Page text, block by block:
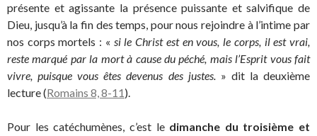
présente et agissante la présence puissante et salvifique de
Dieu, jusqu’à la fin des temps, pour nous rejoindre à l’intime par
nos corps mortels : « si le Christ est en vous, le corps, il est vrai,
reste marqué par la mort à cause du péché, mais l’Esprit vous fait
vivre, puisque vous êtes devenus des justes.» dit la deuxième
lecture (Romains 8, 8-11).
Pour les catéchumènes, c’est le dimanche du troisième et